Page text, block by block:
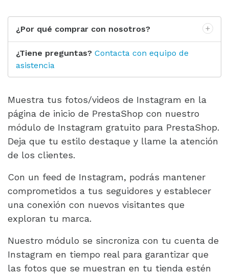
¿Por qué comprar con nosotros?
¿Tiene preguntas? Contacta con equipo de
asistencia
Muestra tus fotos/videos de Instagram en la
página de inicio de PrestaShop con nuestro
módulo de Instagram gratuito para PrestaShop.
Deja que tu estilo destaque y llame la atención
de los clientes.
Con un feed de Instagram, podrás mantener
comprometidos a tus seguidores y establecer
una conexión con nuevos visitantes que
exploran tu marca.
Nuestro módulo se sincroniza con tu cuenta de
Instagram en tiempo real para garantizar que
las fotos que se muestran en tu tienda estén